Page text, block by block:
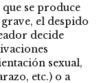
se produce
el despido
decide
sexual,
etc.) o a